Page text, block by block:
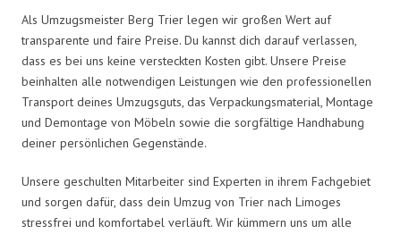
Als Umzugsmeister Berg Trier legen wir großen Wert auf
transparente und faire Preise. Du kannst dich darauf verlassen,
dass es bei uns keine versteckten Kosten gibt. Unsere Preise
beinhalten alle notwendigen Leistungen wie den professionellen
Transport deines Umzugsguts, das Verpackungsmaterial, Montage
und Demontage von Möbeln sowie die sorgfältige Handhabung
deiner persönlichen Gegenstände.
Unsere geschulten Mitarbeiter sind Experten in ihrem Fachgebiet
und sorgen dafür, dass dein Umzug von Trier nach Limoges
stressfrei und komfortabel verläuft. Wir kümmern uns um alle